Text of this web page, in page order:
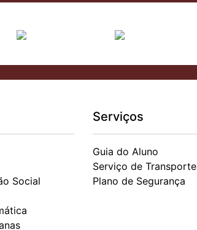
Social
Serviços
Guia do Aluno
Serviço de Transporte
Plano de Segurança